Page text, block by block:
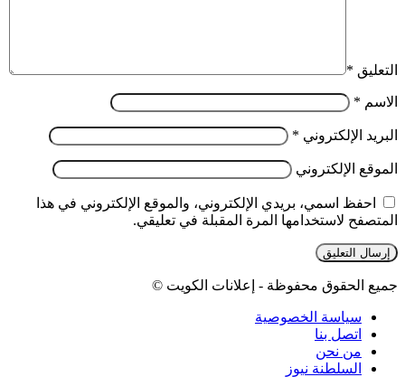
التعليق *
الاسم *
البريد الإلكتروني *
الموقع الإلكتروني
احفظ اسمي، بريدي الإلكتروني، والموقع الإلكتروني في هذا
المتصفح لاستخدامها المرة المقبلة في تعليقي.
جميع الحقوق محفوظة - إعلانات الكويت ©
سياسة الخصوصية
اتصل بنا
من نحن
السلطنة نيوز